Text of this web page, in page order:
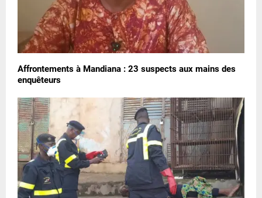
Affrontements à Mandiana : 23 suspects aux mains des
enquêteurs